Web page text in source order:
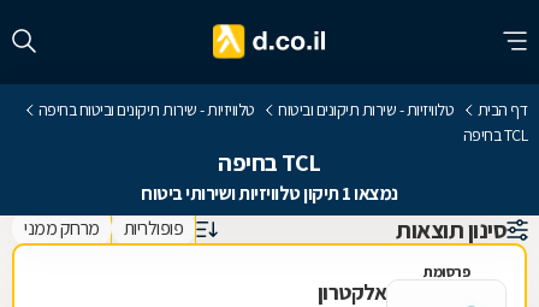
דף הבית טלוויזיות - שירות תיקונים וביטוח
טלוויזיות - שירות תיקונים וביטוח בחיפה
TCL בחיפה
TCL בחיפה
נמצאו 1 תיקון טלוויזיות ושירותי ביטוח
סינון תוצאות פופולריות מרחק ממני
פרסומת
אלקטרון